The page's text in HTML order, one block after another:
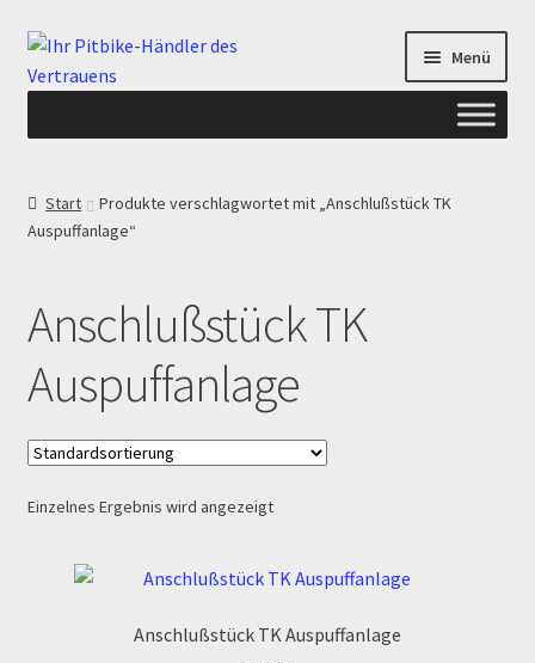
Zur
Navigation
Zum
Inhalt
Menü
ANGEBOTE AB-PITBIKE
Datenschutzerklärung
Start
Produkte verschlagwortet mit „Anschlußstück TK
Auspuffanlage“
Anschlußstück TK
Auspuffanlage
Einzelnes Ergebnis wird angezeigt
Anschlußstück TK Auspuffanlage